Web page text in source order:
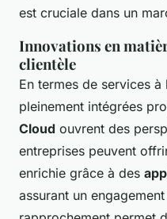
est cruciale dans un
Innovations en
clientèle
En termes de services
pleinement intégrées
Cloud ouvrent des
entreprises peuvent
enrichie grâce à des
assurant un